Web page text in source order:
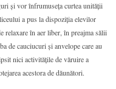
și vor înfrumuseța curtea unității
a pus la dispoziția elevilor
relaxare în aer liber, în preajma sălii
de cauciucuri și anvelope care au
nici activitățile de văruire a
acestora de dăunători.